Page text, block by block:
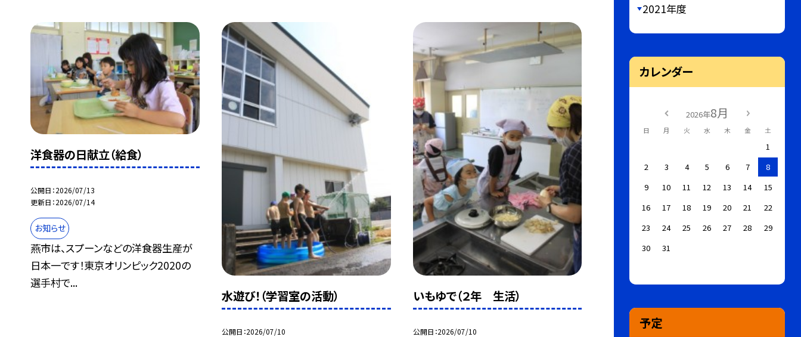
洋食器の日献立（給食）
公開日 2026/07/13
更新日 2026/07/14
お知らせ
燕市は、スプーンなどの洋食器生産が
日本一です！東京オリンピック2020の
選手村で...
水遊び！（学習室の活動）
公開日 2026/07/10
いもゆで（２年 生活）
公開日 2026/07/10
2021年度
カレンダー
2026年8月
日 月 火 水 木 金 土
1
2
3 4 5 6 7
8
9
10 11 12 13 14
15
16
17 18 19 20 21
22
23
24 25 26 27 28
29
30
31
予定